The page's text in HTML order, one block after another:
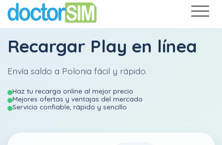
Recargar Play en línea
Envía saldo a Polonia fácil y rápido.
Haz tu recarga online al mejor precio
Mejores ofertas y ventajas del mercado
Servicio confiable, rápido y sencillo